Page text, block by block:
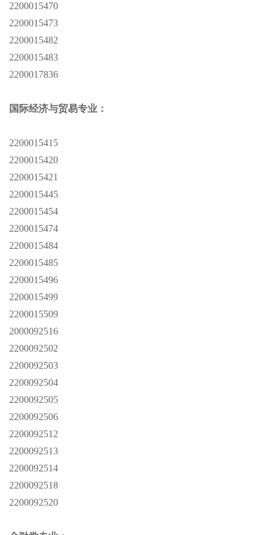
2200015470
2200015473
2200015482
2200015483
2200017836
国际经济与贸易专业：
2200015415
2200015420
2200015421
2200015445
2200015454
2200015474
2200015484
2200015485
2200015496
2200015499
2200015509
2000092516
2200092502
2200092503
2200092504
2200092505
2200092506
2200092512
2200092513
2200092514
2200092518
2200092520